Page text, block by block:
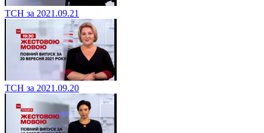
ТСН за 2021.09.21
ТСН за 2021.09.20